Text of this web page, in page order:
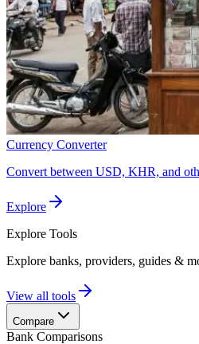
Currency Converter
Convert between USD, KHR, and
Explore
Explore Tools
Explore banks, providers, guides &
View all tools
Compare
Bank Comparisons